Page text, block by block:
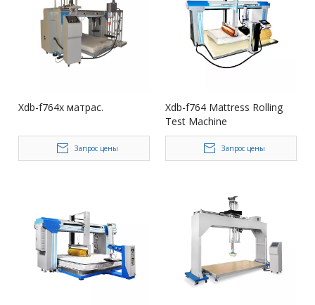
Xdb-f764x матрас.
Запрос цены
Xdb-f764 Mattress Rolling
Test Machine
Многофункция
Запрос цены